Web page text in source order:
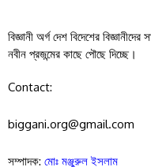
বিজ্ঞানী অর্গ দেশ বিদেশের
নবীন প্রজন্মের কাছে পৌছে দিচ্ছে।
Contact:
biggani.org@gmail.com
সম্পাদক: মোঃ মঞ্জুরুল ইসলাম